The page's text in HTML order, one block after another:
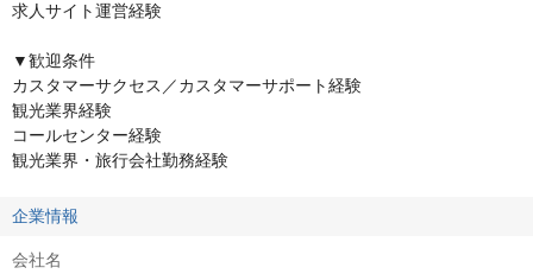
求人サイト運営経験
▼歓迎条件
カスタマーサクセス／カスタマーサポート経験
観光業界経験
コールセンター経験
観光業界・旅行会社勤務経験
企業情報
会社名